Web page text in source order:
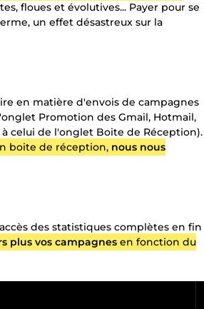
floues et évolutives... Payer pour se
un effet désastreux sur la
en matière d'envois de campagnes
Promotion des Gmail, Hotmail,
celui de l'onglet Boite de Réception).
boite de réception, nous nous
des statistiques complètes en fin
plus vos campagnesen fonction du